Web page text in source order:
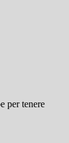
per tenere